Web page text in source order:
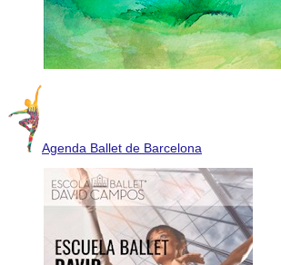
Agenda Ballet de Barcelona